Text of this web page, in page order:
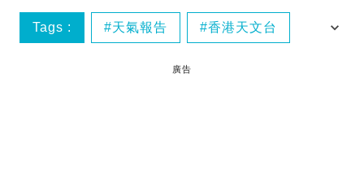
Tags : 天氣報告 香港天文台
廣告